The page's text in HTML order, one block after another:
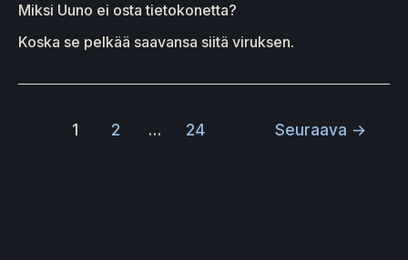
Miksi Uuno ei osta tietokonetta?
Koska se pelkää saavansa siitä viruksen.
1 2 … 24 Seuraava →